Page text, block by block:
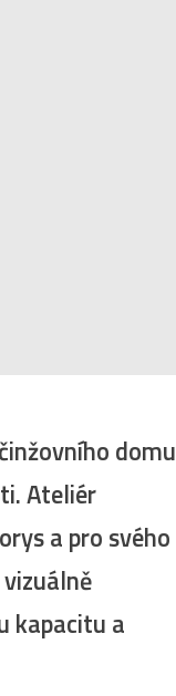
domu
Ateliér
a pro svého
kapacitu a